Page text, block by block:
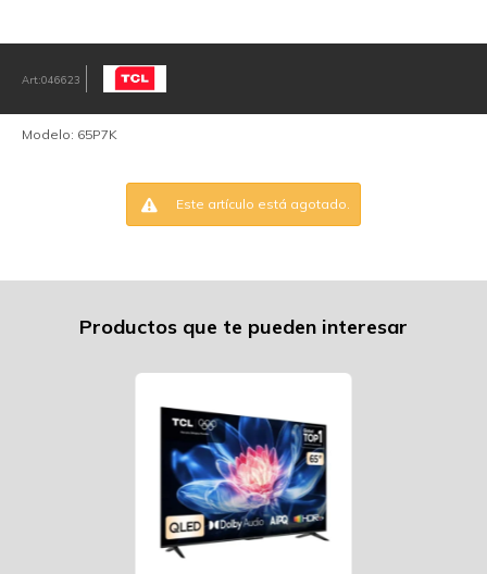
046623
Modelo: 65P7K
Este artículo está agotado.
Productos que te pueden interesar